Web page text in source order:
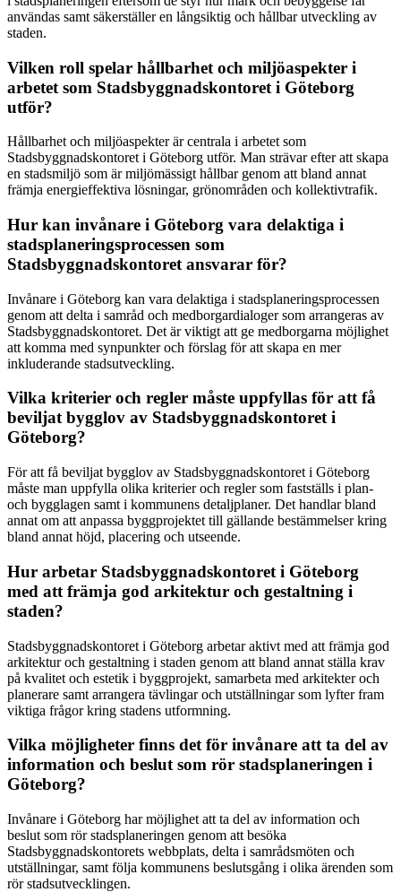
användas samt säkerställer en långsiktig och hållbar utveckling av
staden.
Vilken roll spelar hållbarhet och miljöaspekter i
arbetet som Stadsbyggnadskontoret i Göteborg
utför?
Hållbarhet och miljöaspekter är centrala i arbetet som
Stadsbyggnadskontoret i Göteborg utför. Man strävar efter att skapa
en stadsmiljö som är miljömässigt hållbar genom att bland annat
främja energieffektiva lösningar, grönområden och kollektivtrafik.
Hur kan invånare i Göteborg vara delaktiga i
stadsplaneringsprocessen som
Stadsbyggnadskontoret ansvarar för?
Invånare i Göteborg kan vara delaktiga i stadsplaneringsprocessen
genom att delta i samråd och medborgardialoger som arrangeras av
Stadsbyggnadskontoret. Det är viktigt att ge medborgarna möjlighet
att komma med synpunkter och förslag för att skapa en mer
inkluderande stadsutveckling.
Vilka kriterier och regler måste uppfyllas för att få
beviljat bygglov av Stadsbyggnadskontoret i
Göteborg?
För att få beviljat bygglov av Stadsbyggnadskontoret i Göteborg
måste man uppfylla olika kriterier och regler som fastställs i plan-
och bygglagen samt i kommunens detaljplaner. Det handlar bland
annat om att anpassa byggprojektet till gällande bestämmelser kring
bland annat höjd, placering och utseende.
Hur arbetar Stadsbyggnadskontoret i Göteborg
med att främja god arkitektur och gestaltning i
staden?
Stadsbyggnadskontoret i Göteborg arbetar aktivt med att främja god
arkitektur och gestaltning i staden genom att bland annat ställa krav
på kvalitet och estetik i byggprojekt, samarbeta med arkitekter och
planerare samt arrangera tävlingar och utställningar som lyfter fram
viktiga frågor kring stadens utformning.
Vilka möjligheter finns det för invånare att ta del av
information och beslut som rör stadsplaneringen i
Göteborg?
Invånare i Göteborg har möjlighet att ta del av information och
beslut som rör stadsplaneringen genom att besöka
Stadsbyggnadskontorets webbplats, delta i samrådsmöten och
utställningar, samt följa kommunens beslutsgång i olika ärenden som
rör stadsutvecklingen.